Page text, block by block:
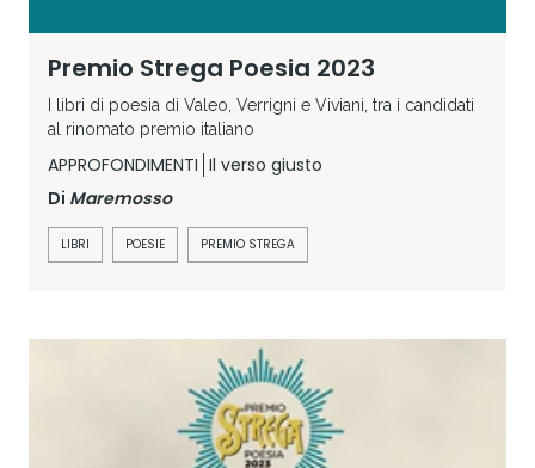
Premio Strega Poesia 2023
I libri di poesia di Valeo, Verrigni e Viviani, tra i candidati
al rinomato premio italiano
APPROFONDIMENTI Il verso giusto
Di Maremosso
LIBRI POESIE PREMIO STREGA